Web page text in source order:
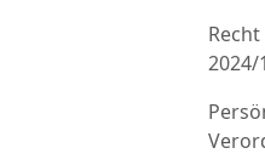
2024/